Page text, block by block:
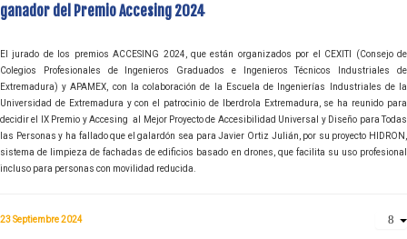
ganador del Premio Accesing 2024
El jurado de los premios ACCESING 2024, que están organizados por el CEXITI (Consejo de
Colegios Profesionales de Ingenieros Graduados e Ingenieros Técnicos Industriales de
Extremadura) y APAMEX, con la colaboración de la Escuela de Ingenierías Industriales de la
Universidad de Extremadura y con el patrocinio de Iberdrola Extremadura, se ha reunido para
decidir el IX Premio y Accesing al Mejor Proyecto de Accesibilidad Universal y Diseño para Todas
las Personas y ha fallado que el galardón sea para Javier Ortiz Julián, por su proyecto HIDRON,
sistema de limpieza de fachadas de edificios basado en drones, que facilita su uso profesional
incluso para personas con movilidad reducida.
23 Septiembre 2024